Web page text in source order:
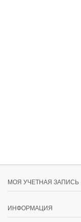
МОЯ УЧЕТНАЯ ЗАПИСЬ
ИНФОРМАЦИЯ